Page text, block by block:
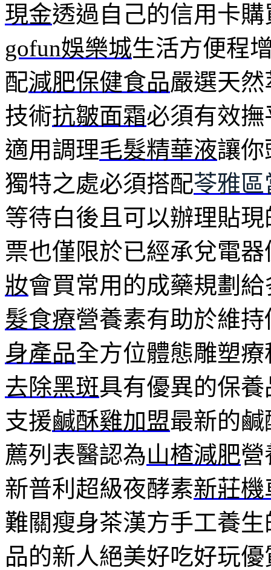
現金透過自己的信用卡
gofun娛樂城生活方便程
配減肥保健食品嚴選天
技術抗皺面霜必須有效
適用調理毛髮精華液讓你
獨特之處必須搭配苓雅區
等待白後且可以辦理貼現
票也僅限於已經承兌電
妝會買常用的成藥規劃
髮食療營養素有助於維
身產品全方位體態雕塑
去除黑斑具有優異的保
支援鹹酥雞加盟最新的
薦列表醫認為山楂減肥營
新普利超級夜酵素新莊
難關瘦身茶漢方手工養生
品的新人絕美好吃好玩